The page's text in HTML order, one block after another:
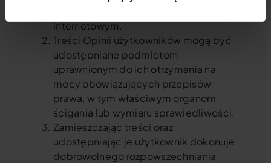
internetowym.
Treści Opinii użytkowników mogą być
udostępniane podmiotom
uprawnionym do ich otrzymania na
mocy obowiązujących przepisów
prawa, w tym właściwym organom
ścigania lub wymiaru sprawiedliwości.
Zamieszczając treści oraz
udostępniając je użytkownik dokonuje
dobrowolnego rozpowszechniania